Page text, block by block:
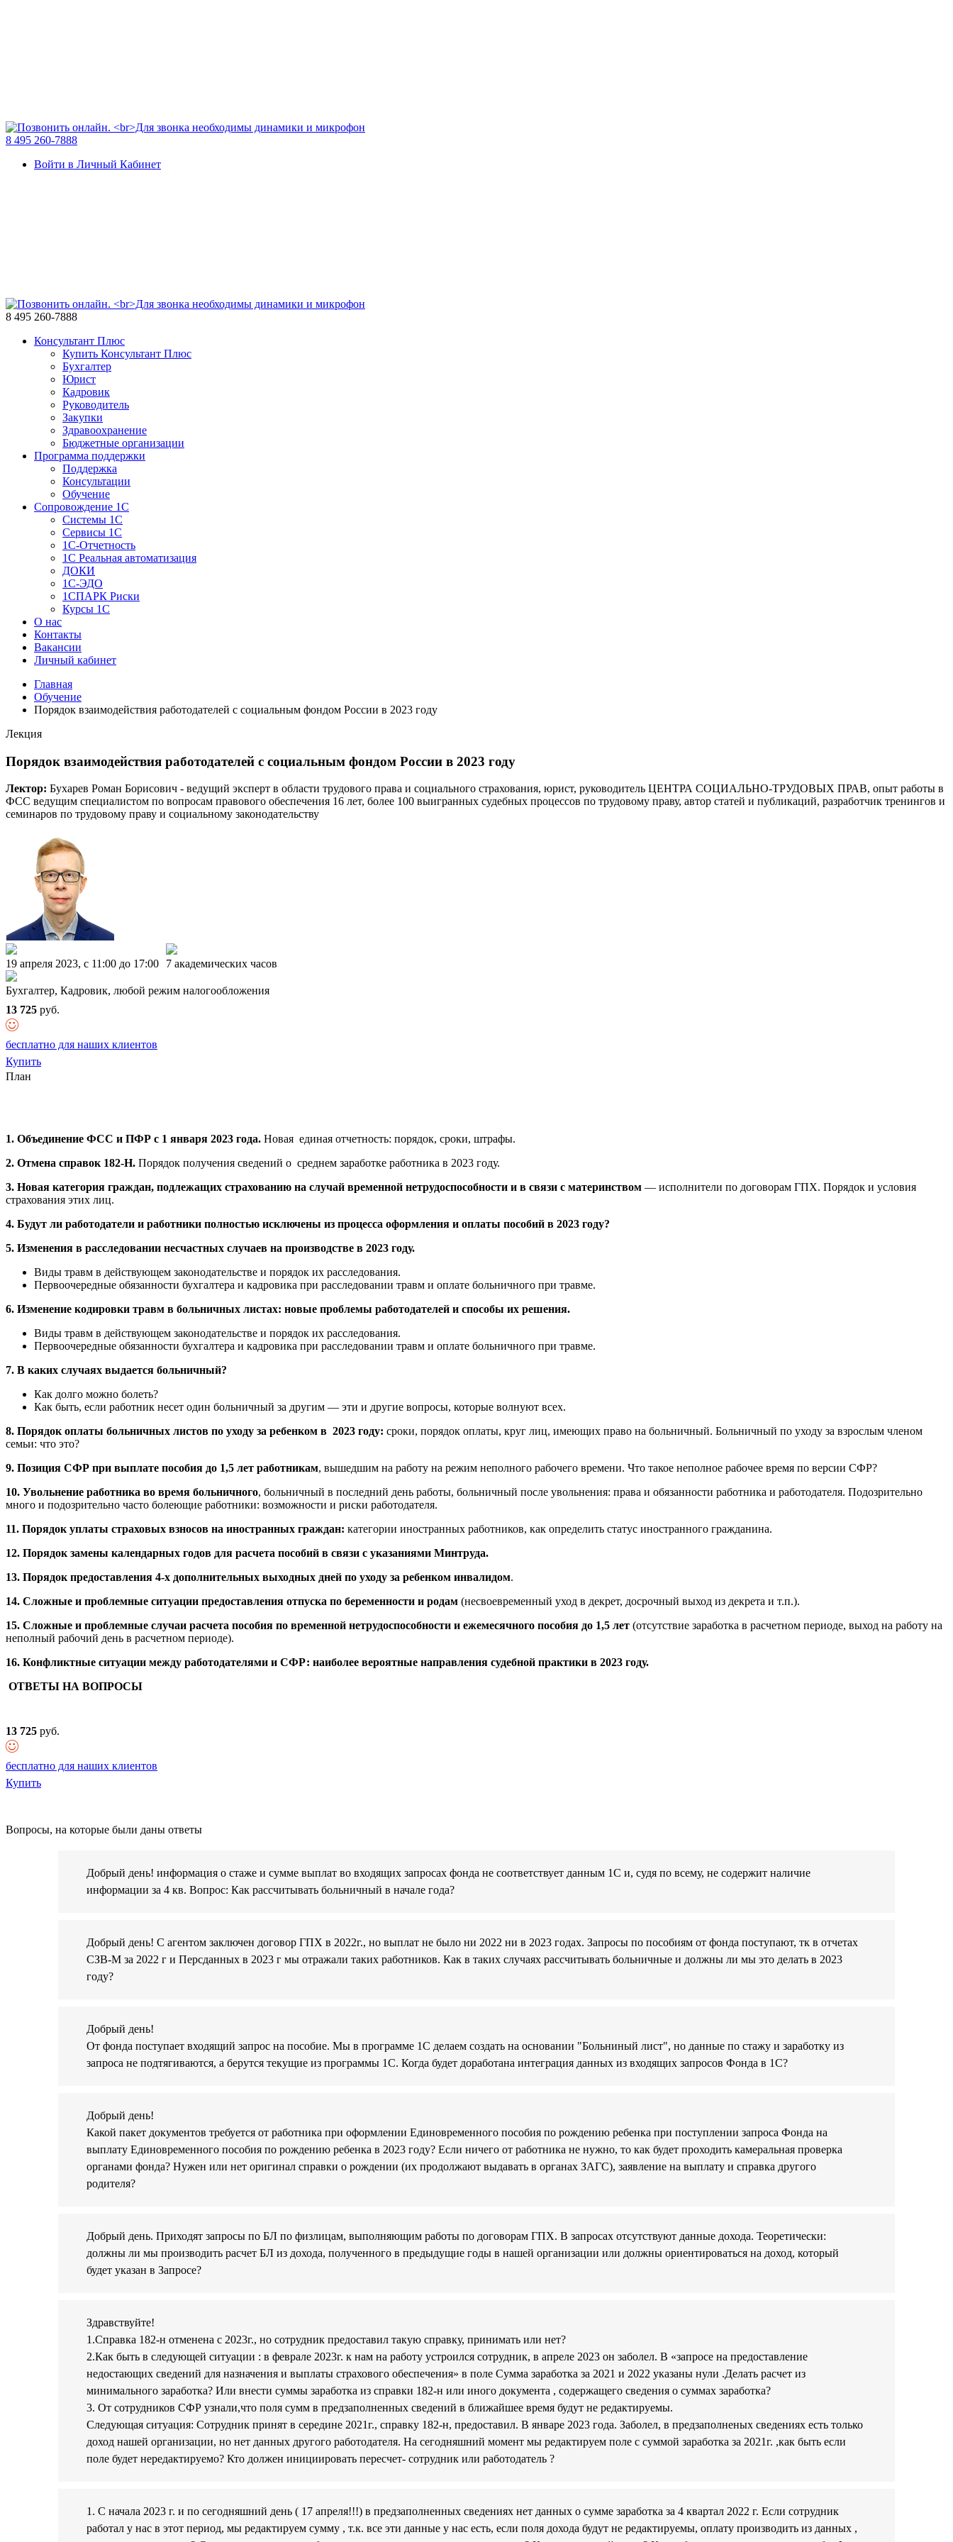
8 495 260-7888
Войти в Личный Кабинет
8 495 260-7888
Консультант Плюс
Купить Консультант Плюс
Бухгалтер
Юрист
Кадровик
Руководитель
Закупки
Здравоохранение
Бюджетные организации
Программа поддержки
Поддержка
Консультации
Обучение
Сопровождение 1С
Системы 1С
Сервисы 1С
1C-Отчетность
1С Реальная автоматизация
ДОКИ
1C-ЭДО
1СПАРК Риски
Курсы 1С
О нас
Контакты
Вакансии
Личный кабинет
Главная
Обучение
Порядок взаимодействия работодателей с социальным фондом России в 2023 году
Лекция
Порядок взаимодействия работодателей с социальным фондом России в 2023 году
Лектор: Бухарев Роман Борисович - ведущий эксперт в области трудового права и социального страхования, юрист, руководитель ЦЕНТРА СОЦИАЛЬНO-ТРУДОВЫХ ПРАВ, опыт работы в
ФСС ведущим специалистом по вопросам правового обеспечения 16 лет, более 100 выигранных судебных процессов по трудовому праву, автор статей и публикаций, разработчик тренингов и
семинаров по трудовому праву и социальному законодательству
19 апреля 2023, c 11:00 до 17:00 7 академических часов
Бухгалтер, Кадровик, любой режим налогообложения
13 725 руб.
бесплатно для наших клиентов
Купить
План
1. Объединение ФСС и ПФР с 1 января 2023 года. Новая единая отчетность: порядок, сроки, штрафы.
2. Отмена справок 182-Н. Порядок получения сведений о среднем заработке работника в 2023 году.
3. Новая категория граждан, подлежащих страхованию на случай временной нетрудоспособности и в связи с материнством — исполнители по договорам ГПХ. Порядок и условия
страхования этих лиц.
4. Будут ли работодатели и работники полностью исключены из процесса оформления и оплаты пособий в 2023 году?
5. Изменения в расследовании несчастных случаев на производстве в 2023 году.
Виды травм в действующем законодательстве и порядок их расследования.
Первоочередные обязанности бухгалтера и кадровика при расследовании травм и оплате больничного при травме.
6. Изменение кодировки травм в больничных листах: новые проблемы работодателей и способы их решения.
Виды травм в действующем законодательстве и порядок их расследования.
Первоочередные обязанности бухгалтера и кадровика при расследовании травм и оплате больничного при травме.
7. В каких случаях выдается больничный?
Как долго можно болеть?
Как быть, если работник несет один больничный за другим — эти и другие вопросы, которые волнуют всех.
8. Порядок оплаты больничных листов по уходу за ребенком в 2023 году: сроки, порядок оплаты, круг лиц, имеющих право на больничный. Больничный по уходу за взрослым членом
семьи: что это?
9. Позиция СФР при выплате пособия до 1,5 лет работникам, вышедшим на работу на режим неполного рабочего времени. Что такое неполное рабочее время по версии СФР?
10. Увольнение работника во время больничного, больничный в последний день работы, больничный после увольнения: права и обязанности работника и работодателя. Подозрительно
много и подозрительно часто болеющие работники: возможности и риски работодателя.
11. Порядок уплаты страховых взносов на иностранных граждан: категории иностранных работников, как определить статус иностранного гражданина.
12. Порядок замены календарных годов для расчета пособий в связи с указаниями Минтруда.
13. Порядок предоставления 4-х дополнительных выходных дней по уходу за ребенком инвалидом.
14. Сложные и проблемные ситуации предоставления отпуска по беременности и родам (несвоевременный уход в декрет, досрочный выход из декрета и т.п.).
15. Сложные и проблемные случаи расчета пособия по временной нетрудоспособности и ежемесячного пособия до 1,5 лет (отсутствие заработка в расчетном периоде, выход на работу на
неполный рабочий день в расчетном периоде).
16. Конфликтные ситуации между работодателями и СФР: наиболее вероятные направления судебной практики в 2023 году.
ОТВЕТЫ НА ВОПРОСЫ
13 725 руб.
бесплатно для наших клиентов
Купить
Вопросы, на которые были даны ответы
Добрый день! информация о стаже и сумме выплат во входящих запросах фонда не соответствует данным 1С и, судя по всему, не содержит наличие
информации за 4 кв. Вопрос: Как рассчитывать больничный в начале года?
Добрый день! С агентом заключен договор ГПХ в 2022г., но выплат не было ни 2022 ни в 2023 годах. Запросы по пособиям от фонда поступают, тк в отчетах
СЗВ-М за 2022 г и Персданных в 2023 г мы отражали таких работников. Как в таких случаях рассчитывать больничные и должны ли мы это делать в 2023
году?
Добрый день!
От фонда поступает входящий запрос на пособие. Мы в программе 1С делаем создать на основании "Больниный лист", но данные по стажу и заработку из
запроса не подтягиваются, а берутся текущие из программы 1С. Когда будет доработана интеграция данных из входящих запросов Фонда в 1С?
Добрый день!
Какой пакет документов требуется от работника при оформлении Единовременного пособия по рождению ребенка при поступлении запроса Фонда на
выплату Единовременного пособия по рождению ребенка в 2023 году? Если ничего от работника не нужно, то как будет проходить камеральная проверка
органами фонда? Нужен или нет оригинал справки о рождении (их продолжают выдавать в органах ЗАГС), заявление на выплату и справка другого
родителя?
Добрый день. Приходят запросы по БЛ по физлицам, выполняющим работы по договорам ГПХ. В запросах отсутствуют данные дохода. Теоретически:
должны ли мы производить расчет БЛ из дохода, полученного в предыдущие годы в нашей организации или должны ориентироваться на доход, который
будет указан в Запросе?
Здравствуйте!
1.Справка 182-н отменена с 2023г., но сотрудник предоставил такую справку, принимать или нет?
2.Как быть в следующей ситуации : в феврале 2023г. к нам на работу устроился сотрудник, в апреле 2023 он заболел. В «запросе на предоставление
недостающих сведений для назначения и выплаты страхового обеспечения» в поле Сумма заработка за 2021 и 2022 указаны нули .Делать расчет из
минимального заработка? Или внести суммы заработка из справки 182-н или иного документа , содержащего сведения о суммах заработка?
3. От сотрудников СФР узнали,что поля сумм в предзаполненных сведений в ближайшее время будут не редактируемы.
Следующая ситуация: Сотрудник принят в середине 2021г., справку 182-н, предоставил. В январе 2023 года. Заболел, в предзаполненых сведениях есть только
доход нашей организации, но нет данных другого работодателя. На сегодняшний момент мы редактируем поле с суммой заработка за 2021г. ,как быть если
поле будет нередактируемо? Кто должен инициировать пересчет- сотрудник или работодатель ?
1. С начала 2023 г. и по сегодняшний день ( 17 апреля!!!) в предзаполненных сведениях нет данных о сумме заработка за 4 квартал 2022 г. Если сотрудник
работал у нас в этот период, мы редактируем сумму , т.к. все эти данные у нас есть, если поля дохода будут не редактируемы, оплату производить из данных ,